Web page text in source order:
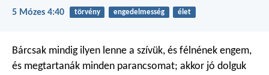
5 Mózes 4:40 törvény engedelmesség élet
Bárcsak mindig ilyen lenne a szívük, és félnének engem,
és megtartanák minden parancsomat; akkor jó dolguk